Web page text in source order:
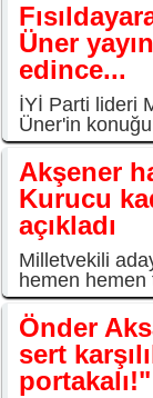
Üner
edince...
İYİ Parti lideri
Üner'in
Akşener
Kurucu
açıkladı
Milletvekili
hemen
Önder
sert
portakalı!"